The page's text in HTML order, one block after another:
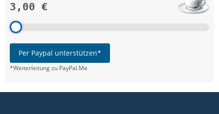
3,00 €
Per Paypal unterstützen*
*Weiterleitung zu PayPal.Me